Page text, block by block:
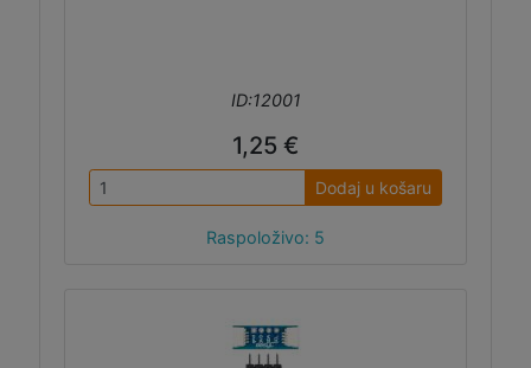
ID:12001
1,25 €
Dodaj u košaru
Raspoloživo: 5